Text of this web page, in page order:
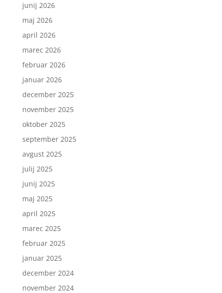
junij 2026
maj 2026
april 2026
marec 2026
februar 2026
januar 2026
december 2025
november 2025
oktober 2025
september 2025
avgust 2025
julij 2025
junij 2025
maj 2025
april 2025
marec 2025
februar 2025
januar 2025
december 2024
november 2024